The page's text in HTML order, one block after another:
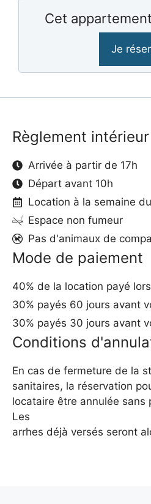
Cet
Je
Règlement intérieur
Arrivée à partir de 17h
Départ avant 10h
Location à la semaine
Espace non fumeur
Pas d'animaux de
Mode de paiement
40% de la location payé
30% payés 60 jours avant
30% payés 30 jours avant
Conditions
En cas de fermeture de la
sanitaires, la réservation
locataire être annulée sans
Les
arrhes déjà versés seront